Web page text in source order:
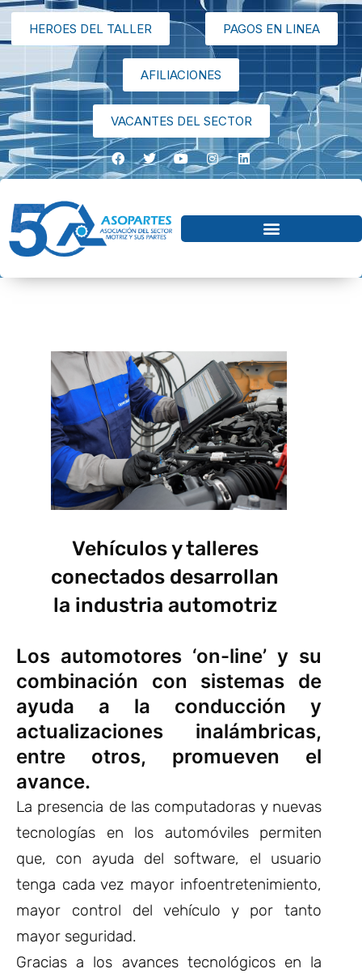
HEROES DEL TALLER PAGOS EN LINEA
AFILIACIONES
VACANTES DEL SECTOR
Vehículos y talleres
conectados desarrollan
la industria automotriz
Los automotores ‘on-line’ y su
combinación con sistemas de
ayuda a la conducción y
actualizaciones inalámbricas,
entre otros, promueven el
avance.
La presencia de las computadoras y nuevas
tecnologías en los automóviles permiten
que, con ayuda del software, el usuario
tenga cada vez mayor infoentretenimiento,
mayor control del vehículo y por tanto
mayor seguridad.
Gracias a los avances tecnológicos en la